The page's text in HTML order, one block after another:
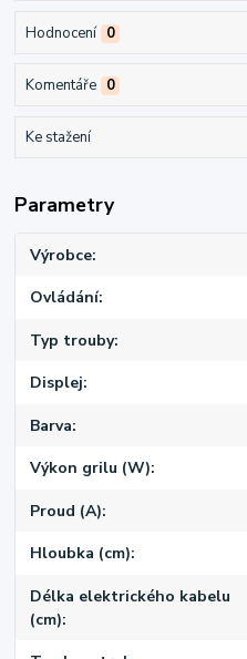
Hodnocení 0
Komentáře 0
Ke stažení
Parametry
Výrobce
Ovládání
Typ trouby
Displej
Barva
Výkon grilu (W)
Proud (A)
Hloubka (cm)
Délka elektrického kabelu
(cm)